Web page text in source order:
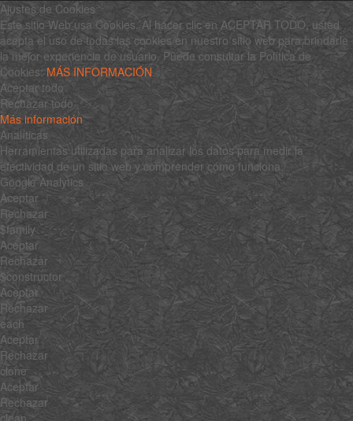
Ajustes de Cookies
Este sitio Web usa Cookies. Al hacer clic en ACEPTAR TODO, usted
acepta el uso de todas las cookies en nuestro sitio web para brindarle
la mejor experiencia de usuario. Puede consultar la Política de
Cookies:MÁS INFORMACIÓN
Aceptar todo
Rechazar todo
Más información
Analíticas
Herramientas utilizadas para analizar los datos para medir la
efectividad de un sitio web y comprender cómo funciona.
Google Analytics
Aceptar
Rechazar
$family
Aceptar
Rechazar
$constructor
Aceptar
Rechazar
each
Aceptar
Rechazar
clone
Aceptar
Rechazar